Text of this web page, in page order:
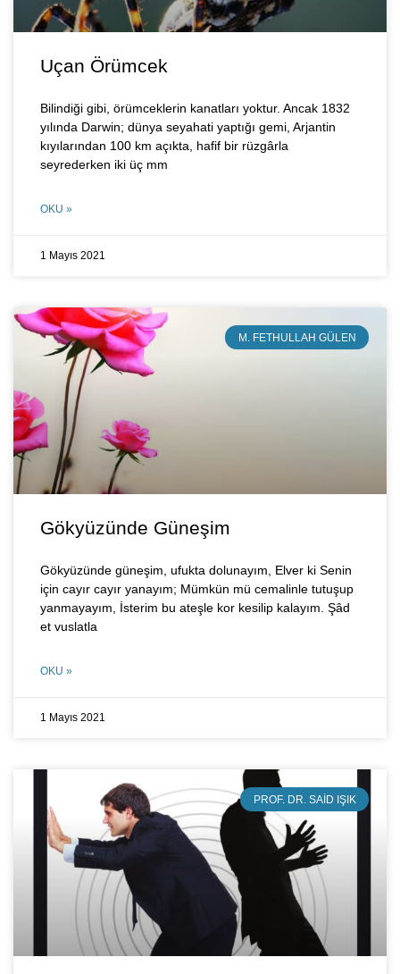
Uçan Örümcek
Bilindiği gibi, örümceklerin kanatları yoktur. Ancak 1832
yılında Darwin; dünya seyahati yaptığı gemi, Arjantin
kıyılarından 100 km açıkta, hafif bir rüzgârla
seyrederken iki üç mm
OKU »
1 Mayıs 2021
M. FETHULLAH GÜLEN
Gökyüzünde Güneşim
Gökyüzünde güneşim, ufukta dolunayım, Elver ki Senin
için cayır cayır yanayım; Mümkün mü cemalinle tutuşup
yanmayayım, İsterim bu ateşle kor kesilip kalayım. Şâd
et vuslatla
OKU »
1 Mayıs 2021
PROF. DR. SAID IŞIK